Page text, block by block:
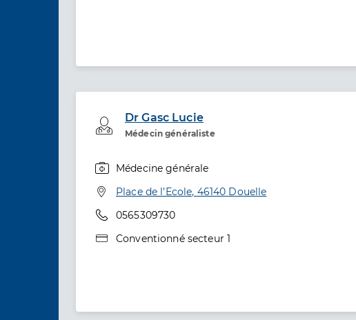
Dr Gasc Lucie
Médecin généraliste
Professionel de santé
Médecine générale
Adresse
Place de l’Ecole, 46140 Douelle
Téléphone
0565309730
Type de convention
Conventionné secteur 1